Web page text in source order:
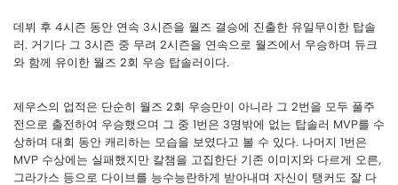
데뷔 후 4시즌 동안 연속 3시즌을 월즈 결승에 진출한 유일무이한 탑솔
러. 거기다 그 3시즌 중 무려 2시즌을 연속으로 월즈에서 우승하며 듀크
와 함께 유이한 월즈 2회 우승 탑솔러이다.
제우스의 업적은 단순히 월즈 2회 우승만이 아니라 그 2번을 모두 풀주
전으로 출전하여 우승했으며 그 중 1번은 3명밖에 없는 탑솔러 MVP를 수
상하며 대회 동안 캐리하는 모습을 보였다고 볼 수 있다. 나머지 1번은
MVP 수상에는 실패했지만 칼챔을 고집한단 기존 이미지와 다르게 오른,
그라가스 등으로 다이브를 능수능란하게 받아내며 자신이 탱커도 잘 다